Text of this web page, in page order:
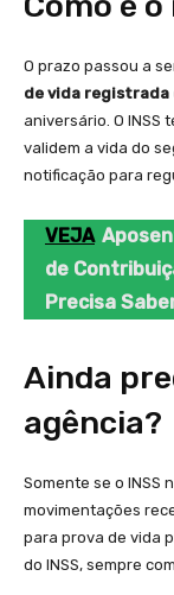
O prazo passou a
de vida
aniversário. O INSS
validem a vida do
notificação para
VEJA
de
Precisa
Ainda
agência?
Somente se o INSS
movimentações
para prova de vida
do INSS, sempre